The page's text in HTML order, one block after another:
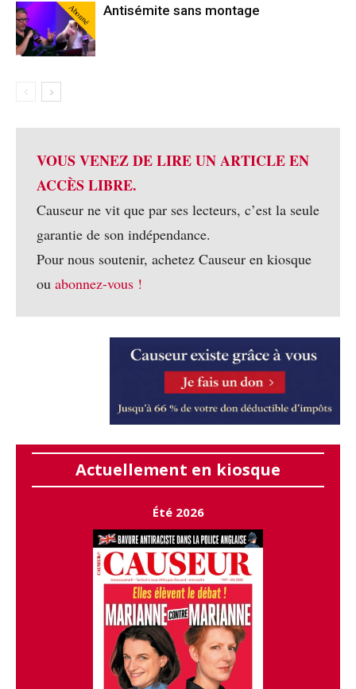
Abonné Antisémite sans montage
VOUS VENEZ DE LIRE UN ARTICLE EN
ACCÈS LIBRE.
Causeur ne vit que par ses lecteurs, c’est la seule
garantie de son indépendance.
Pour nous soutenir, achetez Causeur en kiosque
ou abonnez-vous !
Actuellement en kiosque
Été 2026